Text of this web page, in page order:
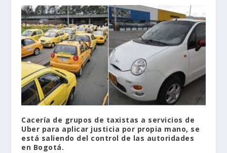
Cacería de grupos de taxistas a servicios de
Uber para aplicar justicia por propia mano, se
está saliendo del control de las autoridades
en Bogotá.